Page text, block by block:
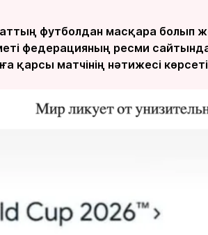
футболдан масқара болып
федерацияның ресми
қарсы матчінің нәтижесі